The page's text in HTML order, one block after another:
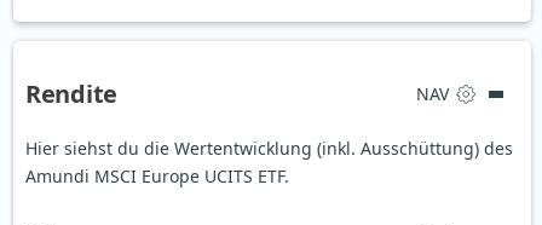
Rendite NAV
Hier siehst du die Wertentwicklung (inkl. Ausschüttung) des
Amundi MSCI Europe UCITS ETF.